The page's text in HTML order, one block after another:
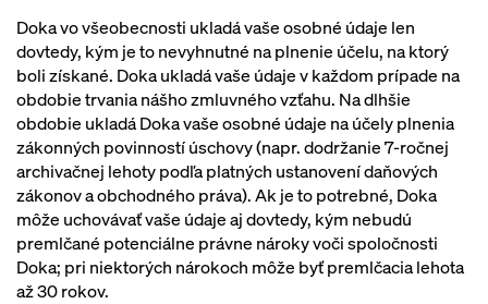
Doka vo všeobecnosti ukladá vaše osobné údaje len
dovtedy, kým je to nevyhnutné na plnenie účelu, na ktorý
boli získané. Doka ukladá vaše údaje v každom prípade na
obdobie trvania nášho zmluvného vzťahu. Na dlhšie
obdobie ukladá Doka vaše osobné údaje na účely plnenia
zákonných povinností úschovy (napr. dodržanie 7-ročnej
archivačnej lehoty podľa platných ustanovení daňových
zákonov a obchodného práva). Ak je to potrebné, Doka
môže uchovávať vaše údaje aj dovtedy, kým nebudú
premlčané potenciálne právne nároky voči spoločnosti
Doka; pri niektorých nárokoch môže byť premlčacia lehota
až 30 rokov.